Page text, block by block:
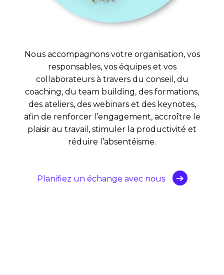
Nous accompagnons votre organisation, vos
responsables, vos équipes et vos
collaborateurs à travers du conseil, du
coaching, du team building, des formations,
des ateliers, des webinars et des keynotes,
afin de renforcer l’engagement, accroître le
plaisir au travail, stimuler la productivité et
réduire l’absentéisme.
Planifiez un échange avec nous